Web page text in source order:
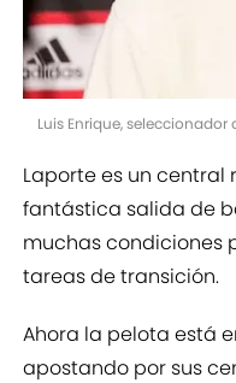
Luis Enrique,
Laporte es un central
fantástica salida de
muchas condiciones
tareas de transición.
Ahora la pelota está
apostando por sus